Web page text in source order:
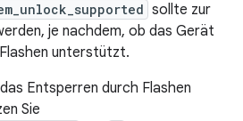
sollte zur
je nachdem, ob das Gerät
unterstützt.
Entsperren durch Flashen
Sie